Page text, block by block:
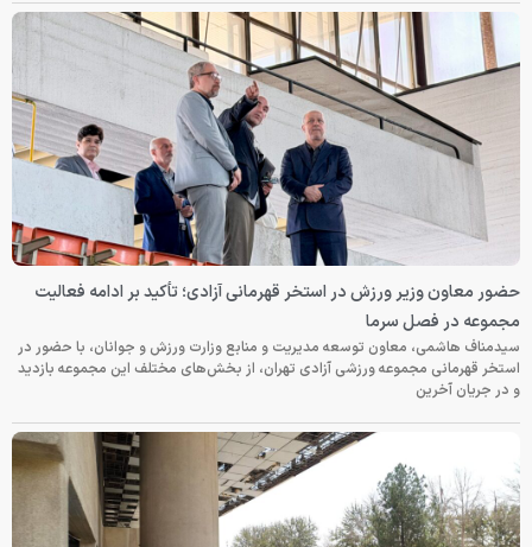
حضور معاون وزیر ورزش در استخر قهرمانی آزادی؛ تأکید بر ادامه فعالیت
مجموعه در فصل سرما
سیدمناف هاشمی، معاون توسعه مدیریت و منابع وزارت ورزش و جوانان، با حضور در
استخر قهرمانی مجموعه ورزشی آزادی تهران، از بخش‌های مختلف این مجموعه بازدید
و در جریان آخرین